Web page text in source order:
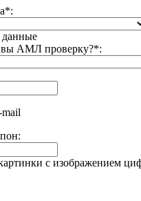
*:
данные
АМЛ проверку?*:
с изображением